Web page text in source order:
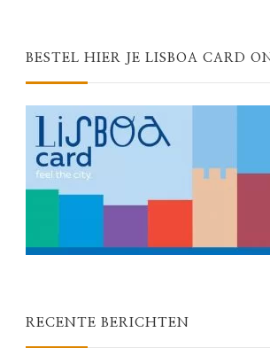
BESTEL HIER JE LISBOA CARD
RECENTE BERICHTEN